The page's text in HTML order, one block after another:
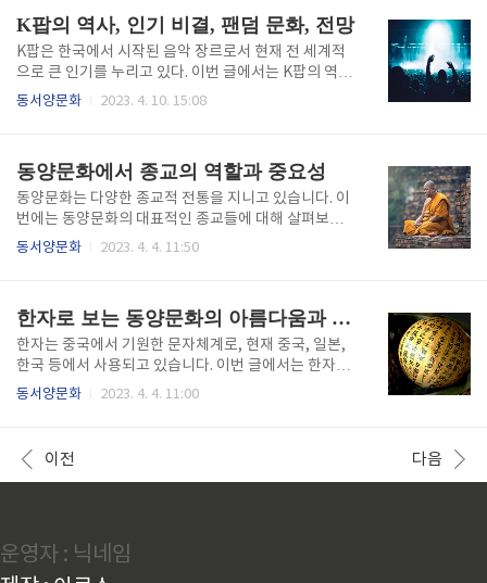
향과, 우리가 그리스로마신화에서 배울 수 있는 교훈들
에 대해서도 다루어보겠습니다. 1. 서론 그리스로마신
화란 무엇인가? 그리스로마신화는 고대 그리스와 로마
의 신들과 영웅들, 그리고 그들의 이야기들을 말합니다.
이러한 이야기들은 그들의 종교적, 역사적, 예술적, 문
하나입니다. 서양문화에서 그리..
K팝의 역사, 인기 비결, 팬덤 문화, 전망
K팝은 한국에서 시작된 음악 장르로서 현재 전 세계적
으로 큰 인기를 누리고 있다. 이번 글에서는 K팝의 역사
와 유래부터, 글로벌 마케팅 전략과 성공 사례, 그리고
다. 당시 K팝은 미국과 일본의 음악을 벤치마킹한 팝 음
악이 대세였다. 그러나 1990년대 후반에는 힙합과 R&
B의 영향을 받은 음악으로 변화하면서, 현재의 K팝 스
타일이 정립되기 시작했다. K팝이 세계적으로 인기를
끌게 된 이유 K팝이 세계적으로 인기를 끌게 된 이유는
니라 춤과..
동서양문화 2023. 4. 10. 15:08
동양문화에서 종교의 역할과 중요성
동양문화는 다양한 종교적 전통을 지니고 있습니다. 이
번에는 동양문화의 대표적인 종교들에 대해 살펴보도
록 하겠습니다. 1. 동양문화의 종교 개요 동양문화는 다
양한 측면에 큰 영향을 끼쳤습니다. 2. 불교 - 역사와 발
전 불교는 고대 인도에서 발생한 종교로, 석가모니 부처
가 창시한 것으로 알려져 있습니다. 그 후 중국, 일본, 한
국 등 아시아 지역으로 전파되어 오늘날까지 많은 사람
들이 불교를 신봉하고 있습니다. - 교리와 실천 불교의
있습니다. 이 교리에 따라 삶의 의미와 목적, 인간관..
동서양문화 2023. 4. 4. 11:50
한자로 보는 동양문화의 아름다움과 매력
한자는 중국에서 기원한 문자체계로, 현재 중국, 일본,
한국 등에서 사용되고 있습니다. 이번 글에서는 한자의
역사와 기원, 특징과 구성, 학습 방법과 필요성, 사용의
중국에서 발전하였습니다. 중국에서는 한자를 '한문'이
라고 부르며, 한자를 사용하는 나라는 모두 이 중국식
대응하는 문자를 만들게 되었습니다. 이후, 한자는 인쇄
술 등의 발전으로 더욱 보급되어, 중국을 비롯한 동양
동서양문화 2023. 4. 4. 11:00
이전 다음
운영자 : 닉네임